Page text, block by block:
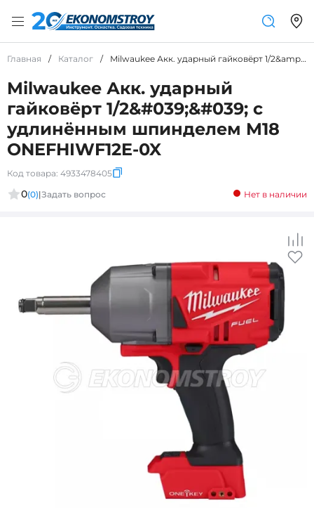
Главная / Каталог / Milwaukee Акк. ударный гайковёрт 1/2&amp;#039;&amp;#039; с удлинённым шпинделем M18 ONEFHIWF12E-0X
Milwaukee Акк. ударный
гайковёрт 1/2&#039;&#039; с
удлинённым шпинделем M18
ONEFHIWF12E-0X
Код товара: 4933478405
0(0)|Задать вопрос Нет в наличии